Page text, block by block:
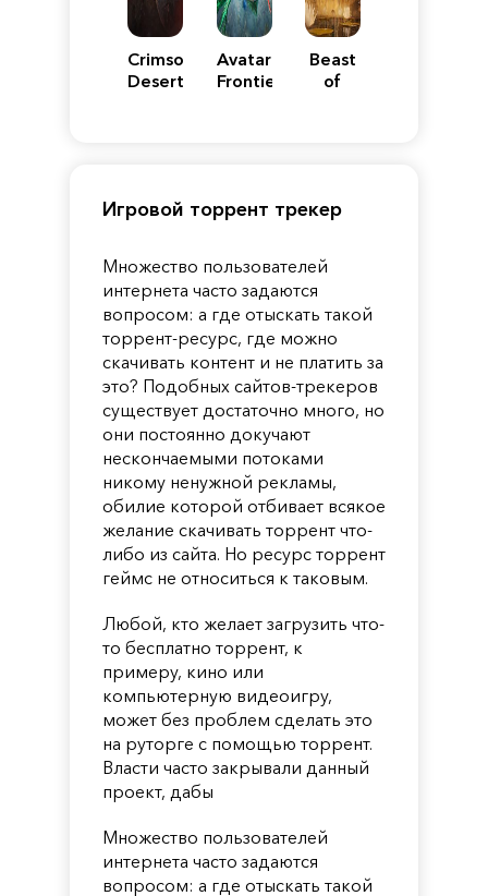
Crimson
Desert
Avatar:
Frontiers
Beast
of
Игровой торрент трекер
Множество пользователей
интернета часто задаются
вопросом: а где отыскать такой
торрент-ресурс, где можно
скачивать контент и не платить за
это? Подобных сайтов-трекеров
существует достаточно много, но
они постоянно докучают
нескончаемыми потоками
никому ненужной рекламы,
обилие которой отбивает всякое
желание скачивать торрент что-
либо из сайта. Но ресурс торрент
геймс не относиться к таковым.
Любой, кто желает загрузить что-
то бесплатно торрент, к
примеру, кино или
компьютерную видеоигру,
может без проблем сделать это
на руторге с помощью торрент.
Власти часто закрывали данный
проект, дабы
Множество пользователей
интернета часто задаются
вопросом: а где отыскать такой